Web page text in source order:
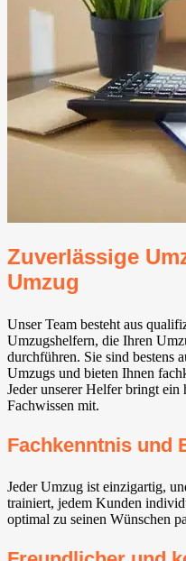
Zuverlässige
Umzug
Unser Team besteht aus
Umzugshelfern, die Ihren
durchführen. Sie sind bestens
Umzugs und bieten Ihnen
Jeder unserer Helfer bringt
Fachwissen mit.
Fachkenntnis und
Jeder Umzug ist einzigartig,
trainiert, jedem Kunden
optimal zu seinen Wünschen